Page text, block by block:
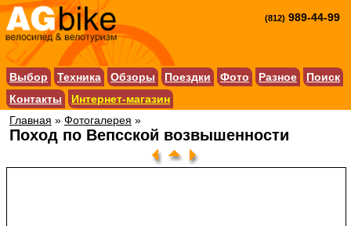
(812) 989-44-99
Выбор Техника Обзоры Поездки Фото Разное
Поиск
Контакты
Интернет-магазин
Главная » Фотогалерея »
Поход по Вепсской возвышенности